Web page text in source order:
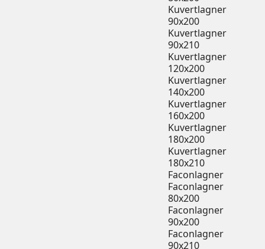
Kuvertlagner
90x200
Kuvertlagner
90x210
Kuvertlagner
120x200
Kuvertlagner
140x200
Kuvertlagner
160x200
Kuvertlagner
180x200
Kuvertlagner
180x210
Faconlagner
Faconlagner
80x200
Faconlagner
90x200
Faconlagner
90x210